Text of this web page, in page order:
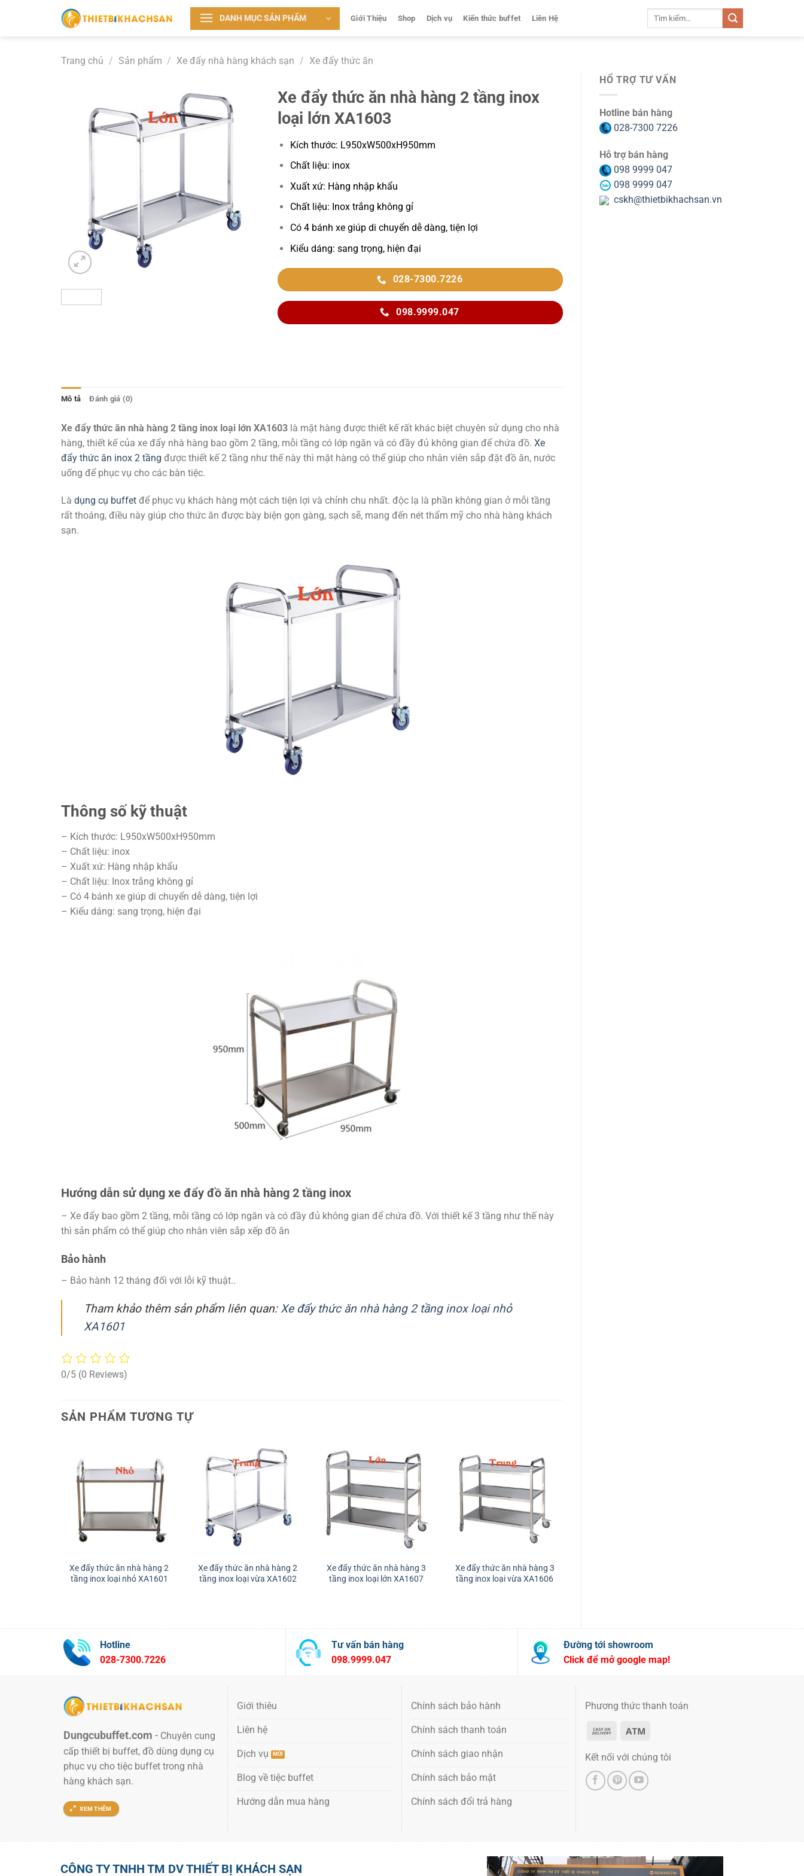
DANH MỤC SẢN PHẨM Giới Thiệu Shop Dịch vụ Kiến thức buffet Liên Hệ
Trang chủ / Sản phẩm / Xe đẩy nhà hàng khách sạn / Xe đẩy thức ăn
HỔ TRỢ TƯ VẤN
Hotline bán hàng
028-7300 7226
Hỗ trợ bán hàng
098 9999 047
098 9999 047
cskh@thietbikhachsan.vn
Xe đẩy thức ăn nhà hàng 2 tầng inox
loại lớn XA1603
Kích thước: L950xW500xH950mm
Chất liệu: inox
Xuất xứ: Hàng nhập khẩu
Chất liệu: Inox trắng không gỉ
Có 4 bánh xe giúp di chuyển dễ dàng, tiện lợi
Kiểu dáng: sang trọng, hiện đại
028-7300.7226
098.9999.047
Mô tả Đánh giá (0)
Xe đẩy thức ăn nhà hàng 2 tầng inox loại lớn XA1603 là mặt hàng được thiết kế rất khác biệt chuyên sử dụng cho nhà
hàng, thiết kế của xe đẩy nhà hàng bao gồm 2 tầng, mỗi tầng có lớp ngăn và có đầy đủ không gian để chứa đồ. Xe
đẩy thức ăn inox 2 tầng được thiết kế 2 tầng như thế này thì mặt hàng có thể giúp cho nhân viên sắp đặt đồ ăn, nước
uống để phục vụ cho các bàn tiệc.
Là dụng cụ buffet để phục vụ khách hàng một cách tiện lợi và chỉnh chu nhất. độc lạ là phần không gian ở mỗi tầng
rất thoáng, điều này giúp cho thức ăn được bày biện gọn gàng, sạch sẽ, mang đến nét thẩm mỹ cho nhà hàng khách
sạn.
Thông số kỹ thuật
– Kích thước: L950xW500xH950mm
– Chất liệu: inox
– Xuất xứ: Hàng nhập khẩu
– Chất liệu: Inox trắng không gỉ
– Có 4 bánh xe giúp di chuyển dễ dàng, tiện lợi
– Kiểu dáng: sang trọng, hiện đại
Hướng dẫn sử dụng xe đẩy đồ ăn nhà hàng 2 tầng inox
– Xe đẩy bao gồm 2 tầng, mỗi tầng có lớp ngăn và có đầy đủ không gian để chứa đồ. Với thiết kế 3 tầng như thế này
thì sản phẩm có thể giúp cho nhân viên sắp xếp đồ ăn
Bảo hành
– Bảo hành 12 tháng đối với lỗi kỹ thuật..
Tham khảo thêm sản phẩm liên quan:Xe đẩy thức ăn nhà hàng 2 tầng inox loại nhỏ
XA1601
0/5 (0 Reviews)
SẢN PHẨM TƯƠNG TỰ
Xe đẩy thức ăn nhà hàng 2
tầng inox loại nhỏ XA1601
Xe đẩy thức ăn nhà hàng 2
tầng inox loại vừa XA1602
Xe đẩy thức ăn nhà hàng 3
tầng inox loại lớn XA1607
Xe đẩy thức ăn nhà hàng 3
tầng inox loại vừa XA1606
Hotline
028-7300.7226
Tư vấn bán hàng
098.9999.047
Đường tới showroom
Click để mở google map!
Dungcubuffet.com - Chuyên cung
cấp thiết bị buffet, đồ dùng dụng cụ
phục vụ cho tiệc buffet trong nhà
hàng khách sạn.
XEM THÊM
Giới thiêu
Liên hệ
Dịch vụ
Blog về tiệc buffet
Hướng dẫn mua hàng
Chính sách bảo hành
Chính sách thanh toán
Chính sách giao nhận
Chính sách bảo mật
Chính sách đổi trả hàng
Phương thức thanh toán
Kết nối với chúng tôi
CÔNG TY TNHH TM DV THIẾT BỊ KHÁCH SẠN